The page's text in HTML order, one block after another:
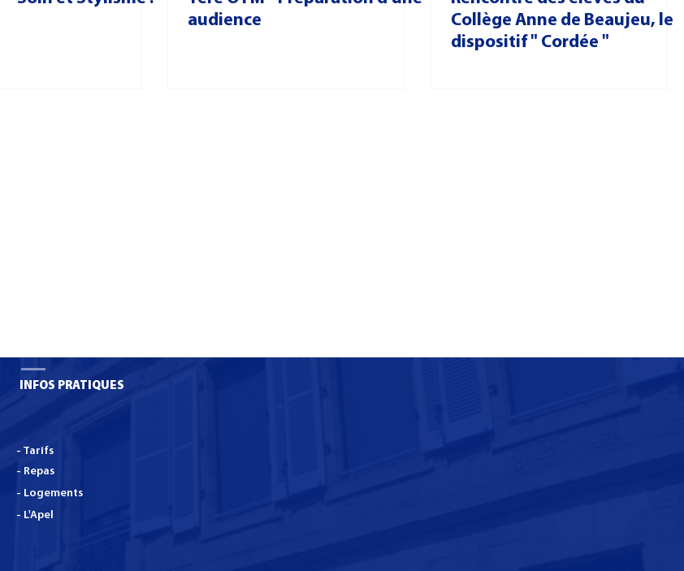
audience
Collège Anne de Beaujeu, le
dispositif " Cordée "
INFOS PRATIQUES
- Tarifs
- Repas
- Logements
- L'Apel